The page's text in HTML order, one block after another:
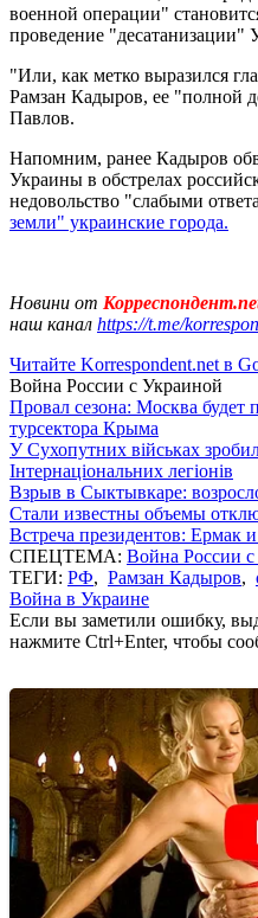
военной операции"
проведение "десатанизации"
"Или, как метко выразился
Рамзан Кадыров, ее "полной
Павлов.
Напомним, ранее Кадыров
Украины в обстрелах
недовольство "слабыми
земли" украинские города.
Новини от
наш канал https://t.me/
Читайте Korrespondent.net в
Война России с Украиной
Провал сезона: Москва будет
турсектора Крыма
У Сухопутних військах
Інтернаціональних легіонів
Взрыв в Сыктывкаре:
Стали известны объемы
Встреча президентов: Ермак
СПЕЦТЕМА: Война России
ТЕГИ: РФ, Рамзан Кадыров,
Война в Украине
Если вы заметили ошибку,
нажмите Ctrl+Enter, чтобы